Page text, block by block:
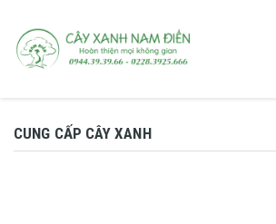
CUNG CẤP CÂY XANH